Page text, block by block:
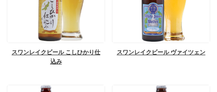
スワンレイクビール こしひかり仕
込み
スワンレイクビール ヴァイツェン